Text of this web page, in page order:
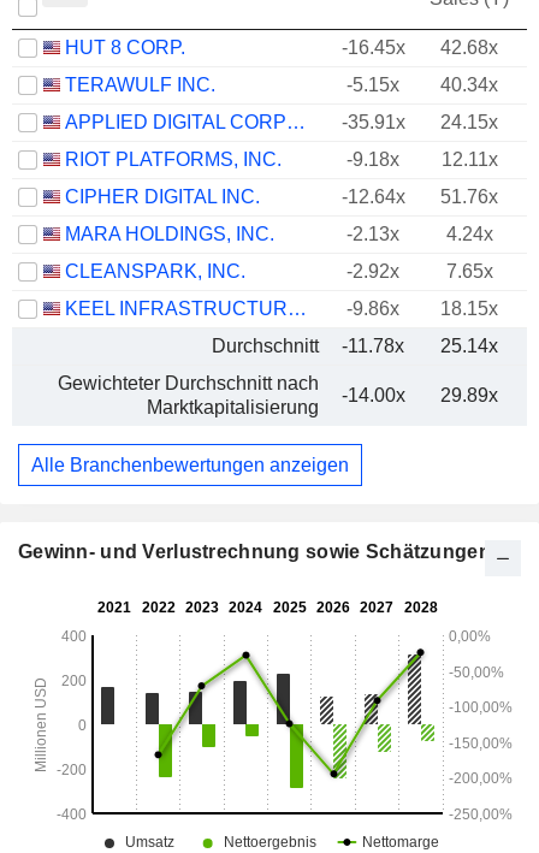
HUT 8 CORP. -16.45x 42.68x
TERAWULF INC.
-5.15x 40.34x
APPLIED DIGITAL CORPORATION
-35.91x 24.15x
RIOT PLATFORMS, INC.
-9.18x 12.11x
CIPHER DIGITAL INC.
-12.64x 51.76x
MARA HOLDINGS, INC.
-2.13x
4.24x
CLEANSPARK, INC.
-2.92x
7.65x
KEEL INFRASTRUCTURE CORP.
-9.86x 18.15x
Durchschnitt
-11.78x 25.14x
Gewichteter Durchschnitt nach
Marktkapitalisierung
-14.00x 29.89x
Alle Branchenbewertungen anzeigen
Gewinn- und Verlustrechnung sowie Schätzungen